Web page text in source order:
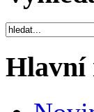
Hlavní